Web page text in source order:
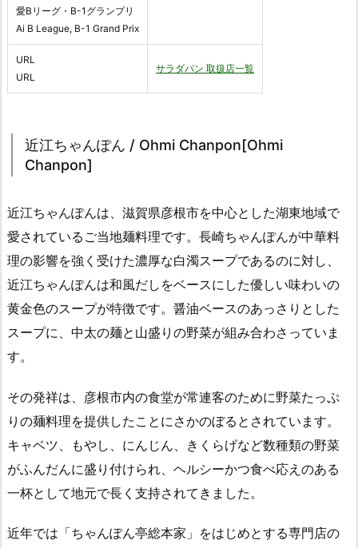
愛Bリーグ・B-1グランプリ
Ai B League, B-1 Grand Prix
URL
URL
サラダパン 取扱店一覧
近江ちゃんぽん / Ohmi Chanpon[Ohmi
Chanpon]
近江ちゃんぽんは、滋賀県彦根市を中心とした湖東地域で
愛されているご当地麺料理です。長崎ちゃんぽんが中華料
理の影響を強く受けた濃厚な白濁スープであるのに対し、
近江ちゃんぽんは和風だしをベースにした優しい味わいの
黄金色のスープが特徴です。醤油ベースのあっさりとした
スープに、中太の麺と山盛りの野菜が組み合わさっていま
す。
その発祥は、彦根市内の食堂が常連客のために野菜たっぷ
りの麺料理を提供したことにさかのぼるとされています。
キャベツ、もやし、にんじん、きくらげなど数種類の野菜
がふんだんに盛り付けられ、ヘルシーかつ食べ応えのある
一杯として地元で長く支持されてきました。
近年では「ちゃんぽん亭総本家」をはじめとする専門店の